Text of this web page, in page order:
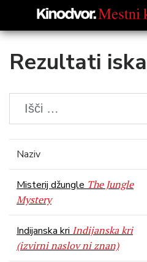
Rezultati
Naziv
Misterij džungle The Jungle
Mystery
Indijanska kri Indijanska kri
(izvirni naslov ni znan)